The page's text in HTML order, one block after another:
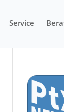
Service